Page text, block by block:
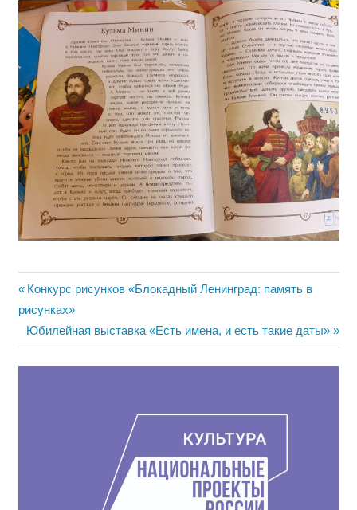
Навигация
по
записям
Предыдущая
запись:
Конкурс рисунков «Блокадный Ленинград: память в
рисунках»
Следующая
запись:
Юбилейная выставка «Есть имена, и есть такие даты»